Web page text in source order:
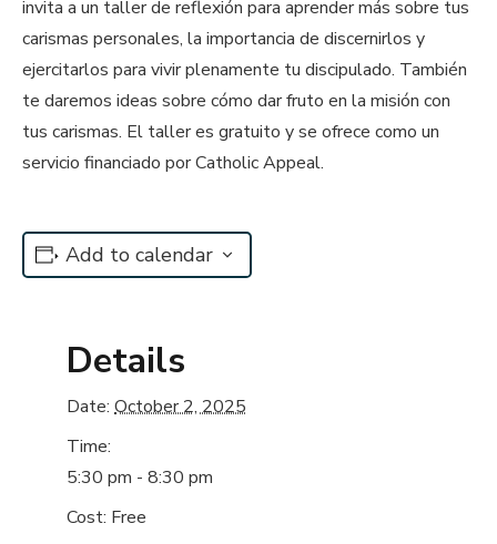
invita a un taller de reflexión para aprender más sobre tus
carismas personales, la importancia de discernirlos y
ejercitarlos para vivir plenamente tu discipulado. También
te daremos ideas sobre cómo dar fruto en la misión con
tus carismas. El taller es gratuito y se ofrece como un
servicio financiado por Catholic Appeal.
Add to calendar
Details
Date: October 2, 2025
Time:
5:30 pm - 8:30 pm
Cost: Free